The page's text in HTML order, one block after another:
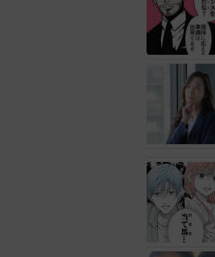
ーーこれま
白秋：久
やはり人
めたい事
たいです。
◇ ◇
みなさん